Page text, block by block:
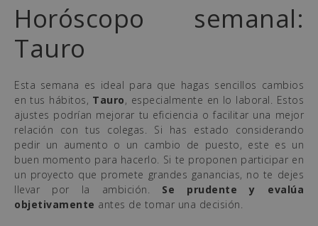
Horóscopo semanal:
Tauro
Esta semana es ideal para que hagas sencillos cambios
en tus hábitos, Tauro, especialmente en lo laboral. Estos
ajustes podrían mejorar tu eficiencia o facilitar una mejor
relación con tus colegas. Si has estado considerando
pedir un aumento o un cambio de puesto, este es un
buen momento para hacerlo. Si te proponen participar en
un proyecto que promete grandes ganancias, no te dejes
llevar por la ambición. Se prudente y evalúa
objetivamente antes de tomar una decisión.